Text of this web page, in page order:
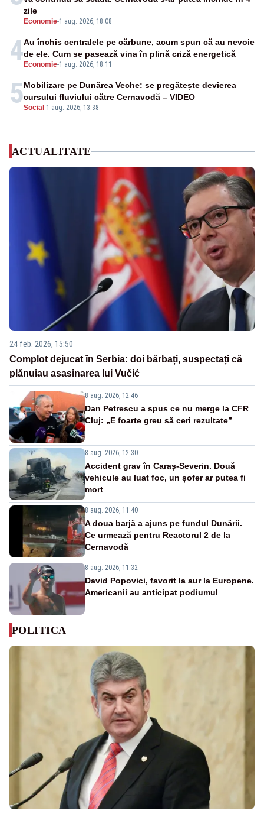
Economie-1 aug. 2026, 18:08
zile
4 Economie-1 aug. 2026, 18:11
Au închis centralele pe cărbune, acum spun că au nevoie
de ele. Cum se pasează vina în plină criză energetică
5Social -1 aug. 2026, 13:38
Mobilizare pe Dunărea Veche: se pregătește devierea
cursului fluviului către Cernavodă – VIDEO
ACTUALITATE
24 feb. 2026, 15:50
Complot dejucat în Serbia: doi bărbați, suspectați că
plănuiau asasinarea lui Vučić
8 aug. 2026, 12:46
Dan Petrescu a spus ce nu merge la CFR
Cluj: „E foarte greu să ceri rezultate”
8 aug. 2026, 12:30
Accident grav în Caraș-Severin. Două
vehicule au luat foc, un șofer ar putea fi
mort
8 aug. 2026, 11:40
A doua barjă a ajuns pe fundul Dunării.
Ce urmează pentru Reactorul 2 de la
Cernavodă
8 aug. 2026, 11:32
David Popovici, favorit la aur la Europene.
Americanii au anticipat podiumul
POLITICA